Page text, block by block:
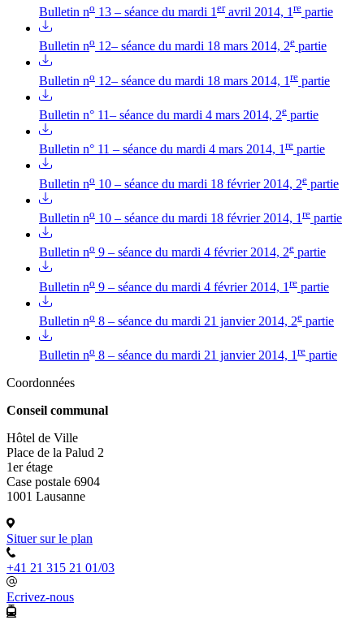
Bulletin no 13 – séance du mardi 1 eravril 2014, 1 re partie
Bulletin no 12– séance du mardi 18 mars 2014, 2e partie
Bulletin no 12– séance du mardi 18 mars 2014, 1 re partie
Bulletin n° 11– séance du mardi 4 mars 2014, 2e partie
Bulletin n° 11 – séance du mardi 4 mars 2014, 1re partie
Bulletin no 10 – séance du mardi 18 février 2014, 2e partie
Bulletin no 10 – séance du mardi 18 février 2014, 1 re partie
Bulletin no 9 – séance du mardi 4 février 2014, 2e partie
Bulletin no 9 – séance du mardi 4 février 2014, 1 re partie
Bulletin no 8 – séance du mardi 21 janvier 2014, 2e partie
Bulletin no 8 – séance du mardi 21 janvier 2014, 1re partie
Coordonnées
Conseil communal
Hôtel de Ville
Place de la Palud 2
1er étage
Case postale 6904
1001 Lausanne
Situer sur le plan
+41 21 315 21 01/03
Ecrivez-nous